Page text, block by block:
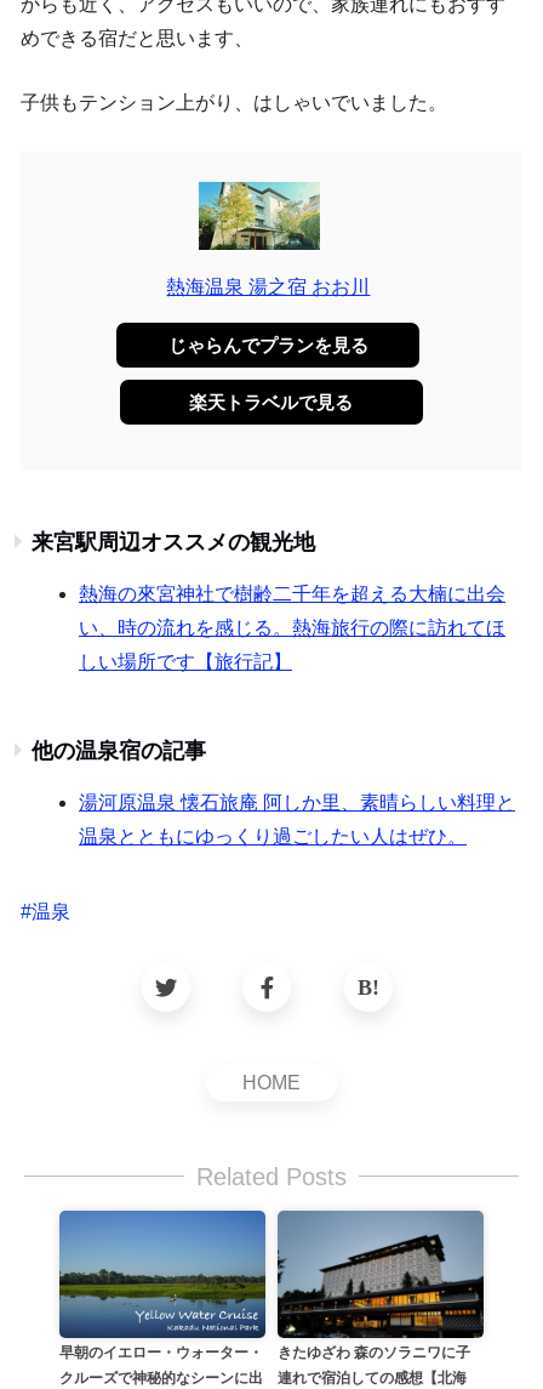
めできる宿だと思います、
子供もテンション上がり、はしゃいでいました。
熱海温泉 湯之宿 おお川
じゃらんでプランを見る
楽天トラベルで見る
来宮駅周辺オススメの観光地
熱海の來宮神社で樹齢二千年を超える大楠に出会
い、時の流れを感じる。熱海旅行の際に訪れてほ
しい場所です【旅行記】
他の温泉宿の記事
湯河原温泉 懐石旅庵 阿しか里、素晴らしい料理と
温泉とともにゆっくり過ごしたい人はぜひ。
#温泉
HOME
Related Posts
早朝のイエロー・ウォーター・
クルーズで神秘的なシーンに出
きたゆざわ 森のソラニワに子
連れで宿泊しての感想【北海